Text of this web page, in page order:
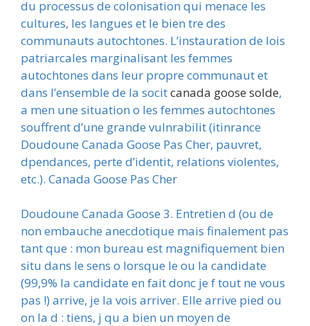
du processus de colonisation qui menace les
cultures, les langues et le bien tre des
communauts autochtones. L’instauration de lois
patriarcales marginalisant les femmes
autochtones dans leur propre communaut et
dans l’ensemble de la socitcanada goose solde,
a men une situation o les femmes autochtones
souffrent d’une grande vulnrabilit (itinrance
Doudoune Canada Goose Pas Cher, pauvret,
dpendances, perte d’identit, relations violentes,
etc.). Canada Goose Pas Cher
Doudoune Canada Goose 3. Entretien d (ou de
non embauche anecdotique mais finalement pas
tant que : mon bureau est magnifiquement bien
situ dans le sens o lorsque le ou la candidate
(99,9% la candidate en fait donc je f tout ne vous
pas !) arrive, je la vois arriver. Elle arrive pied ou
on la d : tiens, j qu a bien un moyen de